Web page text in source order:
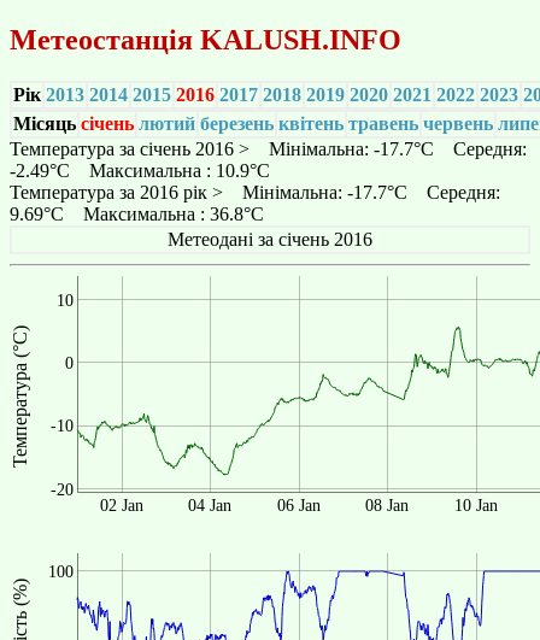
Метеостанція KALUSH.INFO
Рік 2013 2014 2015 2016 2017 2018 2019 2020 2021 2022 2023
Місяць січень лютий березень квітень травень червень
Температура за січень 2016 > Мінімальна: -17.7°C Середня:
-2.49°C Максимальна : 10.9°C
Температура за 2016 рік > Мінімальна: -17.7°C Середня:
9.69°C Максимальна : 36.8°C
Метеодані за січень 2016
Температура (°C)
-20
-10
0
10
02 Jan 04 Jan 06 Jan 08 Jan 10 Jan
100